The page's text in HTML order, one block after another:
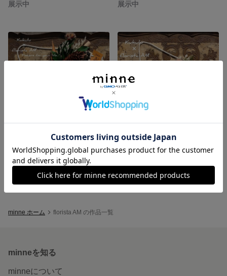
展示中 展示中
Kukulu × florista AM コラボ マクラメ マクラメタペストリー ドライフラワー
展示中
展示中
minne ホーム florista AM の作品一覧
minneを知る
minneについて